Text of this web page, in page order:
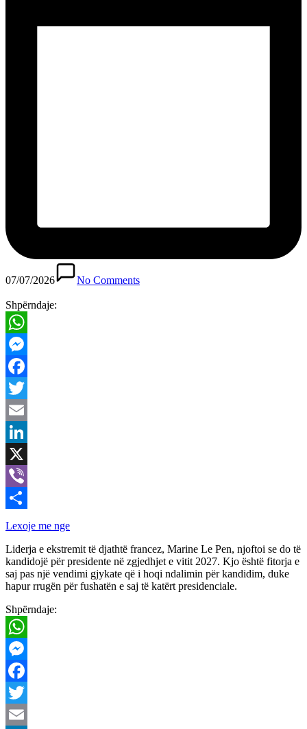
07/07/2026 No Comments
Shpërndaje:
WhatsApp
Messenger
Facebook
Twitter
Email
LinkedIn
X
Viber
Share
Lexoje me nge
Liderja e ekstremit të djathtë francez, Marine Le Pen, njoftoi se do të
kandidojë për presidente në zgjedhjet e vitit 2027. Kjo është fitorja e
saj pas një vendimi gjykate që i hoqi ndalimin për kandidim, duke
hapur rrugën për fushatën e saj të katërt presidenciale.
Shpërndaje:
WhatsApp
Messenger
Facebook
Twitter